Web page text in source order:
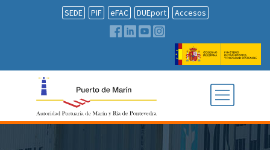
SEDE PIF eFAC DUEport Accesos